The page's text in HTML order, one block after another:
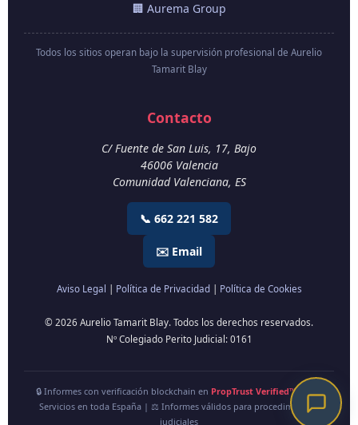
🏢 Aurema Group
Todos los sitios operan bajo la supervisión profesional de Aurelio
Tamarit Blay
Contacto
C/ Fuente de San Luis, 17, Bajo
46006 Valencia
Comunidad Valenciana, ES
📞 662 221 582
✉️ Email
Aviso Legal Política de Privacidad Política de Cookies
© 2026 Aurelio Tamarit Blay. Todos los derechos reservados.
Nº Colegiado Perito Judicial: 0161
🔒 Informes con verificación blockchain en PropTrust Verified™| 🇪🇸
Servicios en toda España | ⚖️ Informes válidos para procedimientos
judiciales